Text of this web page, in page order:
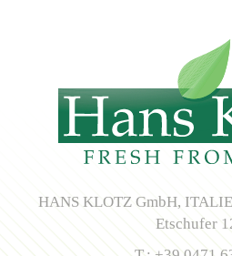
HANS KLOTZ GmbH,
Etschufer